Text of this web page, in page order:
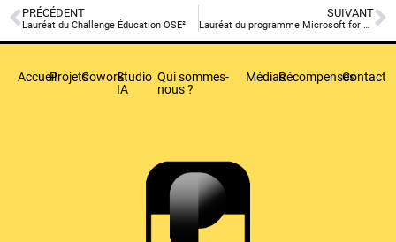
PRÉCÉDENT
Lauréat du Challenge Éducation OSE²
SUIVANT
Lauréat du programme Microsoft for startups
AccueilProjetsCoworkStudio
IA
Qui sommes-
nous ?
MédiasRécompensesContact